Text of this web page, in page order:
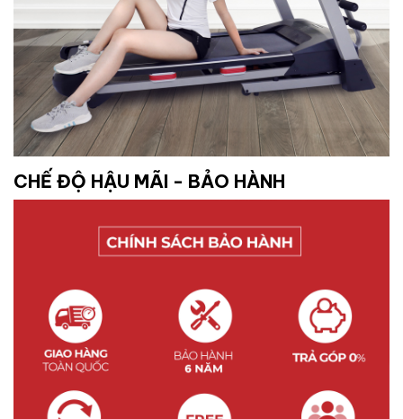
CHẾ ĐỘ HẬU MÃI - BẢO HÀNH